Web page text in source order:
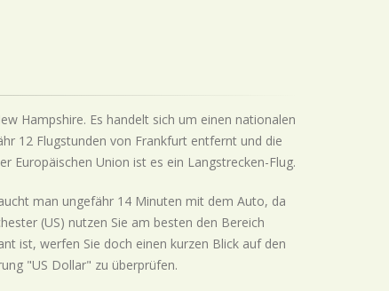
Hampshire. Es handelt sich um einen nationalen
12 Flugstunden von Frankfurt entfernt und die
Europäischen Union ist es ein Langstrecken-Flug.
man ungefähr 14 Minuten mit dem Auto, da
(US) nutzen Sie am besten den Bereich
ist, werfen Sie doch einen kurzen Blick auf den
"US Dollar" zu überprüfen.